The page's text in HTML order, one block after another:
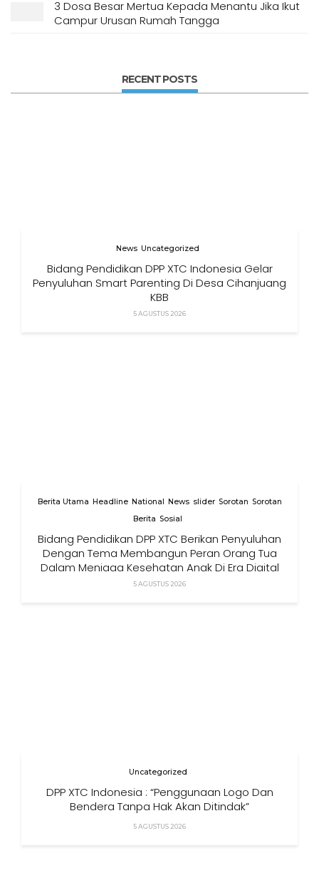
3 Dosa Besar Mertua Kepada Menantu Jika Ikut
Campur Urusan Rumah Tangga
RECENT POSTS
News Uncategorized
Bidang Pendidikan DPP XTC Indonesia Gelar
Penyuluhan Smart Parenting Di Desa Cihanjuang
KBB
5 AGUSTUS 2026
Berita Utama Headline National News slider Sorotan Sorotan
Berita Sosial
Bidang Pendidikan DPP XTC Berikan Penyuluhan
Dengan Tema Membangun Peran Orang Tua
Dalam Menjaga Kesehatan Anak Di Era Digital
5 AGUSTUS 2026
Uncategorized
DPP XTC Indonesia : “Penggunaan Logo Dan
Bendera Tanpa Hak Akan Ditindak”
5 AGUSTUS 2026